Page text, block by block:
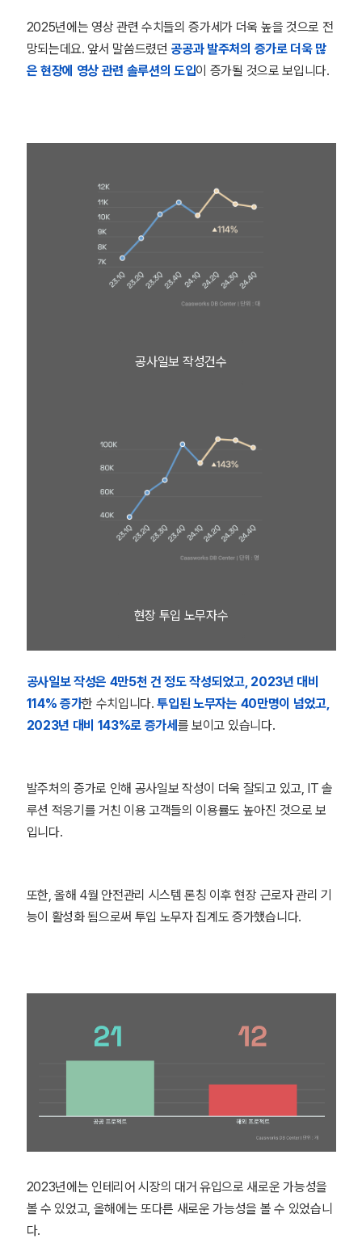
2025년에는 영상 관련 수치들의 증가세가 더욱 높을 것으로 전
망되는데요. 앞서 말씀드렸던 공공과 발주처의 증가로 더욱 많
은 현장에 영상 관련 솔루션의 도입이 증가될 것으로 보입니다.
공사일보 작성건수
현장 투입 노무자수
공사일보 작성은 4만5천 건 정도 작성되었고, 2023년 대비
114% 증가한 수치입니다.투입된 노무자는 40만명이 넘었고,
2023년 대비 143%로 증가세를 보이고 있습니다.
발주처의 증가로 인해 공사일보 작성이 더욱 잘되고 있고, IT 솔
루션 적응기를 거친 이용 고객들의 이용률도 높아진 것으로 보
입니다.
또한, 올해 4월 안전관리 시스템 론칭 이후 현장 근로자 관리 기
능이 활성화 됨으로써 투입 노무자 집계도 증가했습니다.
2023년에는 인테리어 시장의 대거 유입으로 새로운 가능성을
볼 수 있었고, 올해에는 또다른 새로운 가능성을 볼 수 있었습니
다.